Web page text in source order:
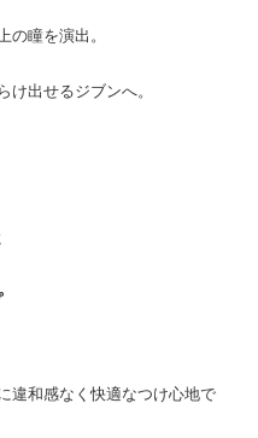
の瞳を演出。
け出せるジブンへ。
違和感なく快適なつけ心地で